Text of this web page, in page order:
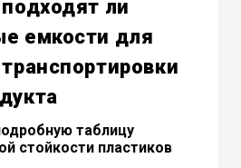
ли
емкости для
таблицу
стойкости пластиков